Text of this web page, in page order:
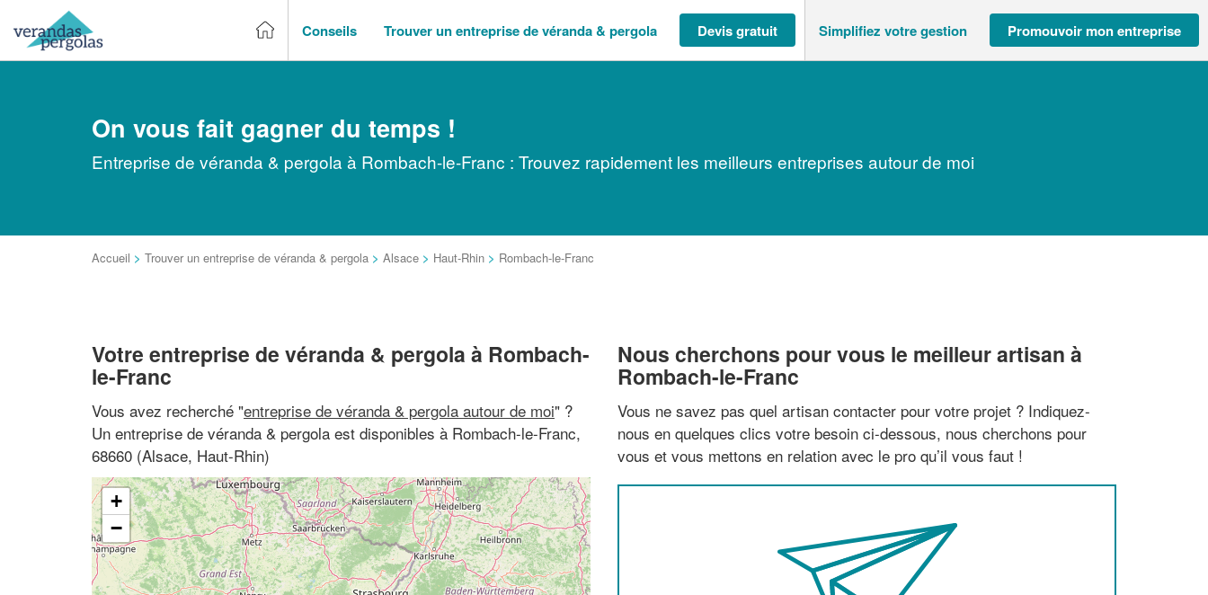
Conseils Trouver un entreprise de véranda & pergola Devis gratuit Simplifiez votre gestion Promouvoir mon entreprise
On vous fait gagner du temps !
Entreprise de véranda & pergola à Rombach-le-Franc : Trouvez rapidement les meilleurs entreprises autour de moi
Accueil > Trouver un entreprise de véranda & pergola > Alsace > Haut-Rhin > Rombach-le-Franc
Votre entreprise de véranda & pergola à Rombach-
le-Franc
Vous avez recherché "entreprise de véranda & pergola autour de moi" ?
Un entreprise de véranda & pergola est disponibles à Rombach-le-Franc,
68660 (Alsace, Haut-Rhin)
+
−
Nous cherchons pour vous le meilleur artisan à
Rombach-le-Franc
Vous ne savez pas quel artisan contacter pour votre projet ? Indiquez-
nous en quelques clics votre besoin ci-dessous, nous cherchons pour
vous et vous mettons en relation avec le pro qu’il vous faut !